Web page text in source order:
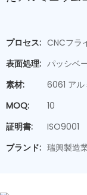
プロセス: CNCフラ
表面処理: パッシベ
素材:
6061 アル
MOQ:
10
証明書:
ISO9001
ブランド: 瑞興製造